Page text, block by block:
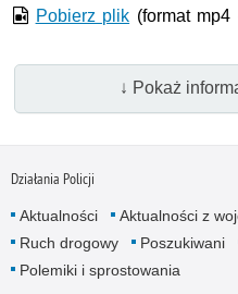
Pobierz plik (format
↓ Pokaż
Działania Policji
Aktualności Aktualności z
Ruch drogowy
Poszukiwani
Polemiki i sprostowania